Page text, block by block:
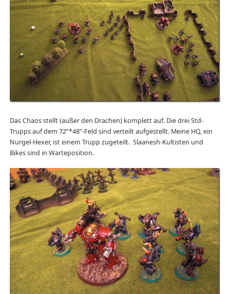
Das Chaos stellt (außer den Drachen) komplett auf. Die drei Std-
Trupps auf dem 72”*48”-Feld sind verteilt aufgestellt. Meine HQ, ein
Nurgel-Hexer, ist einem Trupp zugeteilt. Slaanesh-Kultisten und
Bikes sind in Warteposition.